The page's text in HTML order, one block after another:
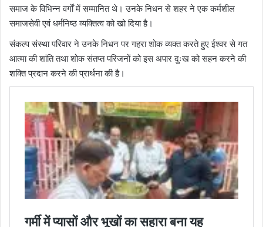
समाज के विभिन्न वर्गों में सम्मानित थे। उनके निधन से शहर ने एक कर्मशील
समाजसेवी एवं धर्मनिष्ठ व्यक्तित्व को खो दिया है।
संकल्प संस्था परिवार ने उनके निधन पर गहरा शोक व्यक्त करते हुए ईश्वर से गत
आत्मा की शांति तथा शोक संतप्त परिजनों को इस अपार दुःख को सहन करने की
शक्ति प्रदान करने की प्रार्थना की है।